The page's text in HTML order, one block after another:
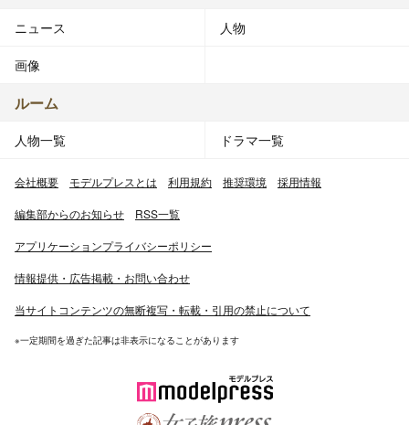
ニュース 人物
画像
ルーム
人物一覧 ドラマ一覧
会社概要 モデルプレスとは 利用規約 推奨環境 採用情報
編集部からのお知らせ RSS一覧
アプリケーションプライバシーポリシー
情報提供・広告掲載・お問い合わせ
当サイトコンテンツの無断複写・転載・引用の禁止について
※一定期間を過ぎた記事は非表示になることがあります